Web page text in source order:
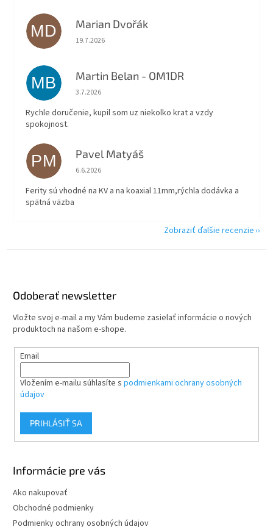
MD Marian Dvořák
Hodnotenie obchodu je 5 z 5 hviezdičiek.
19.7.2026
MB Martin Belan - OM1DR
Hodnotenie obchodu je 5 z 5 hviezdičiek.
3.7.2026
Rychle doručenie, kupil som uz niekolko krat a vzdy
spokojnost.
PM Pavel Matyáš
Hodnotenie obchodu je 5 z 5 hviezdičiek.
6.6.2026
Ferity sú vhodné na KV a na koaxial 11mm,rýchla dodávka a
spätná väzba
Zobraziť ďalšie recenzie
Odoberať newsletter
Vložte svoj e-mail a my Vám budeme zasielať informácie o nových
produktoch na našom e-shope.
Email
Vložením e-mailu súhlasíte s podmienkami ochrany osobných
údajov
PRIHLÁSIŤ SA
Informácie pre vás
Ako nakupovať
Obchodné podmienky
Podmienky ochrany osobných údajov